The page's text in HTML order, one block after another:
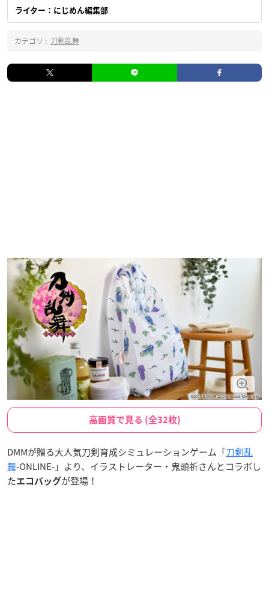
ライター：にじめん編集部
カテゴリ : 刀剣乱舞
高画質で見る (全32枚)
DMMが贈る大人気刀剣育成シミュレーションゲーム「刀剣乱
舞-ONLINE-」より、イラストレーター・鬼頭祈さんとコラボし
た エコバッグが登場！